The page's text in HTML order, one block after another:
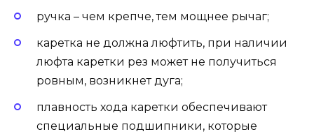
ручка – чем крепче, тем мощнее рычаг;
каретка не должна люфтить, при наличии
люфта каретки рез может не получиться
ровным, возникнет дуга;
плавность хода каретки обеспечивают
специальные подшипники, которые